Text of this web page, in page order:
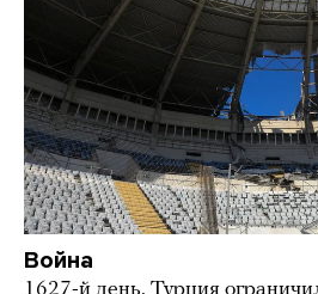
Война